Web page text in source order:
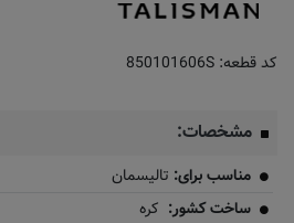
کد قطعه: 850101606S
مشخصات:
مناسب برای: تالیسمان
ساخت کشور: کره